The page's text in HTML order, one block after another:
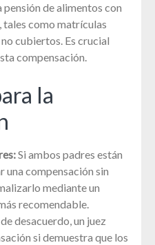
de alimentos con
tales como matrículas
cubiertos. Es crucial
compensación.
la
Si ambos padres están
una compensación sin
mediante un
recomendable.
desacuerdo, un juez
si demuestra que los